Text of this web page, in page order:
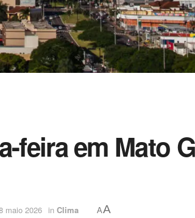
feira em Mato
maio 2026 in Clima AA